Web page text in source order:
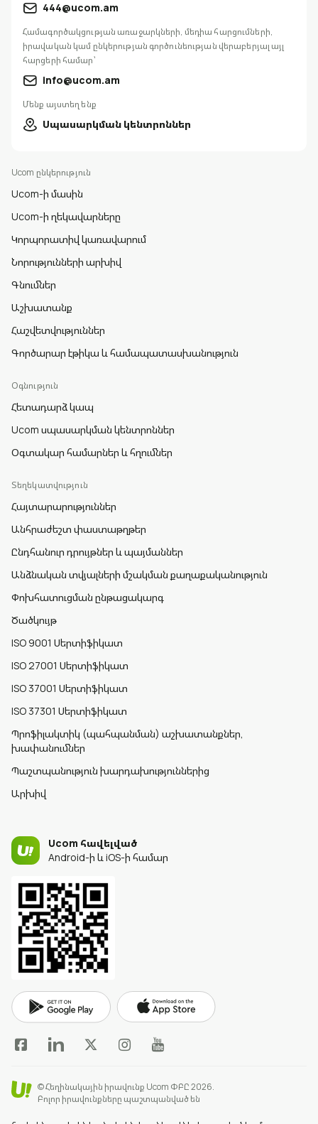
Ucom ընկերություն
Ucom-ի մասին
Ucom-ի ղեկավարները
Կորպորատիվ կառավարում
Նորությունների արխիվ
Գնումներ
Աշխատանք
Հաշվետվություններ
Գործարար էթիկա և համապատասխանություն
Օգնություն
Հետադարձ կապ
Ucom սպասարկման կենտրոններ
Օգտակար համարներ և հղումներ
Տեղեկատվություն
Հայտարարություններ
Անհրաժեշտ փաստաթղթեր
Ընդհանուր դրույթներ և պայմաններ
Անձնական տվյալների մշակման քաղաքականություն
Փոխհատուցման ընթացակարգ
Ծածկույթ
ISO 9001 Սերտիֆիկատ
ISO 27001 Սերտիֆիկատ
ISO 37001 Սերտիֆիկատ
ISO 37301 Սերտիֆիկատ
Պրոֆիլակտիկ (պահպանման) աշխատանքներ,
խափանումներ
Պաշտպանություն խարդախություններից
Արխիվ
444@ucom.am
Համագործակցության առաջարկների, մեդիա հարցումների,
իրավական կամ ընկերության գործունեության վերաբերյալ այլ
հարցերի համար՝
info@ucom.am
Մենք այստեղ ենք
Սպասարկման կենտրոններ
Ucom հավելված
Android-ի և iOS-ի համար
© Հեղինակային իրավունք Ucom ՓԲԸ 2026.
Բոլոր իրավունքները պաշտպանված են